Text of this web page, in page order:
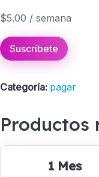
$5.00 / semana
Suscríbete
Categoría: pagar
Productos
1 Mes